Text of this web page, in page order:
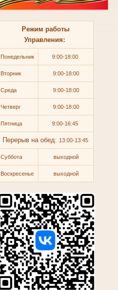
Режим работы
Управления:
Понедельник 9:00-18:00
Вторник 9:00-18:00
Среда 9:00-18:00
Четверг 9:00-18:00
Пятница 9:00-16:45
Перерыв на обед: 13:00-13:45
Суббота выходной
Воскресенье выходной